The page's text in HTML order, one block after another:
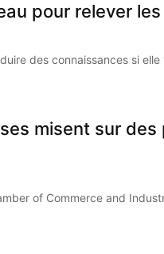
pour relever
des connaissances si
misent sur
of Commerce and